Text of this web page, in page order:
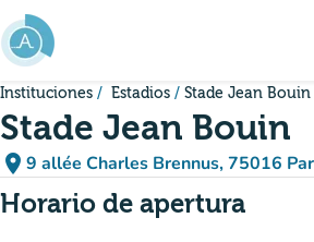
Ir al contenido principal
Instituciones Estadios Stade Jean Bouin
Stade Jean Bouin
place 9 allée Charles Brennus, 75016
(abrir en
(nueva
Horario de apertura